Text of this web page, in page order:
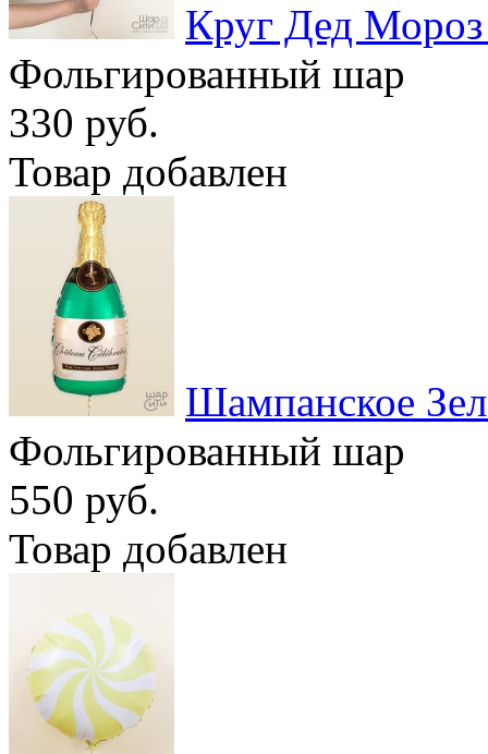
Круг Дед Мороз
Фольгированный шар
330 руб.
Товар добавлен
Шампанское
Фольгированный шар
550 руб.
Товар добавлен